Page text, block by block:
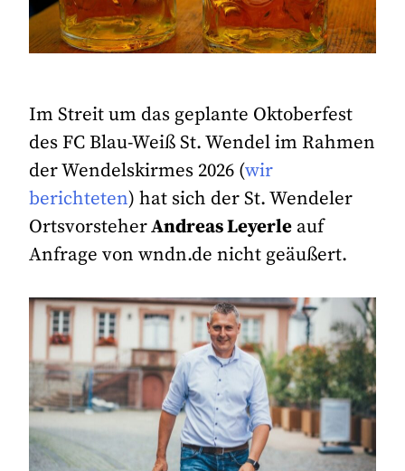
Im Streit um das geplante Oktoberfest
des FC Blau-Weiß St. Wendel im Rahmen
der Wendelskirmes 2026 (wir
berichteten) hat sich der St. Wendeler
OrtsvorsteherAndreas Leyerle auf
Anfrage von wndn.de nicht geäußert.